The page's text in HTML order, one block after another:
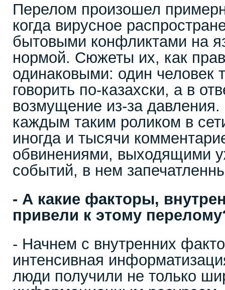
Перелом произошел
когда вирусное
бытовыми конфликтами на
нормой. Сюжеты их, как
одинаковыми: один человек
говорить по-казахски, а в
возмущение из-за
каждым таким роликом в
иногда и тысячи
обвинениями, выходящими
событий, в нем
- А какие факторы,
привели к этому
- Начнем с внутренних
интенсивная
люди получили не только